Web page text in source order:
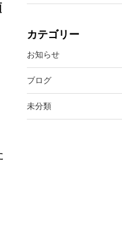
カテゴリー
お知らせ
ブログ
未分類